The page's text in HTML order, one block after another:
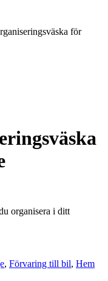
för
organisera i ditt
, Förvaring till bil, Hem